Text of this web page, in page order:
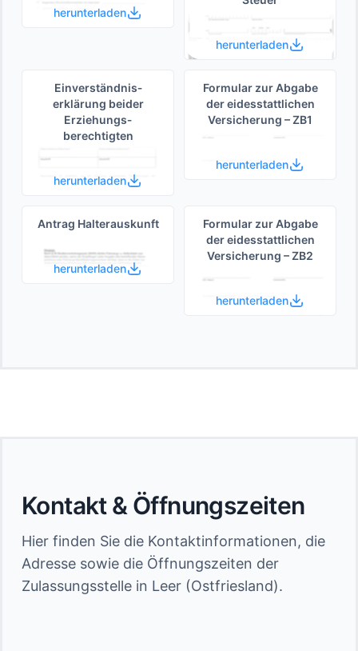
herunterladen
herunterladen
Einverständnis­
erklärung beider
Erziehungs­
berechtigten
herunterladen
Formular zur Abgabe
der eides­stattlichen
Versicherung – ZB1
herunterladen
Antrag Halterauskunft
herunterladen
Formular zur Abgabe
der eides­stattlichen
Versicherung – ZB2
herunterladen
Kontakt & Öffnungszeiten
Hier finden Sie die Kontaktinformationen, die
Adresse sowie die Öffnungszeiten der
Zulassungsstelle in Leer (Ostfriesland).